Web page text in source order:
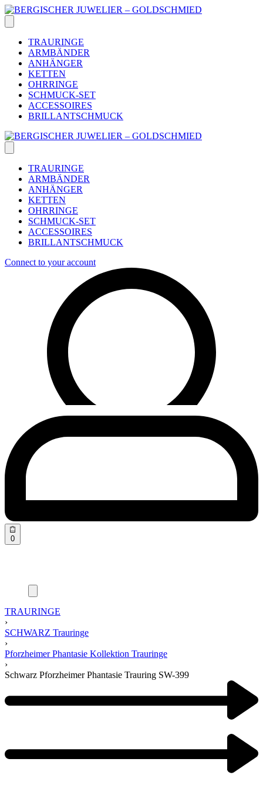
Skip
to
content
TRAURINGE
ARMBÄNDER
ANHÄNGER
KETTEN
OHRRINGE
SCHMUCK-SET
ACCESSOIRES
BRILLANTSCHMUCK
TRAURINGE
ARMBÄNDER
ANHÄNGER
KETTEN
OHRRINGE
SCHMUCK-SET
ACCESSOIRES
BRILLANTSCHMUCK
Connect to your account
0
TRAURINGE
›
SCHWARZ Trauringe
›
Pforzheimer Phantasie Kollektion Trauringe
›
Schwarz Pforzheimer Phantasie Trauring SW-399
navigation